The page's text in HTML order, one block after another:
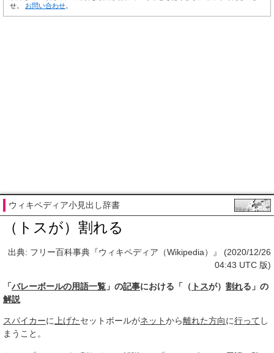
せ。 お問い合わせ
ウィキペディア小見出し辞書
（トスが）割れる
出典: フリー百科事典『ウィキペディア（Wikipedia）』 (2020/12/26
04:43 UTC 版)
「バレーボールの用語一覧 」の記事における「（ トスが） 割れる」の
解説
スパイカーに 上げたセットボールがネットから離れた方向に行って し
まうこと。